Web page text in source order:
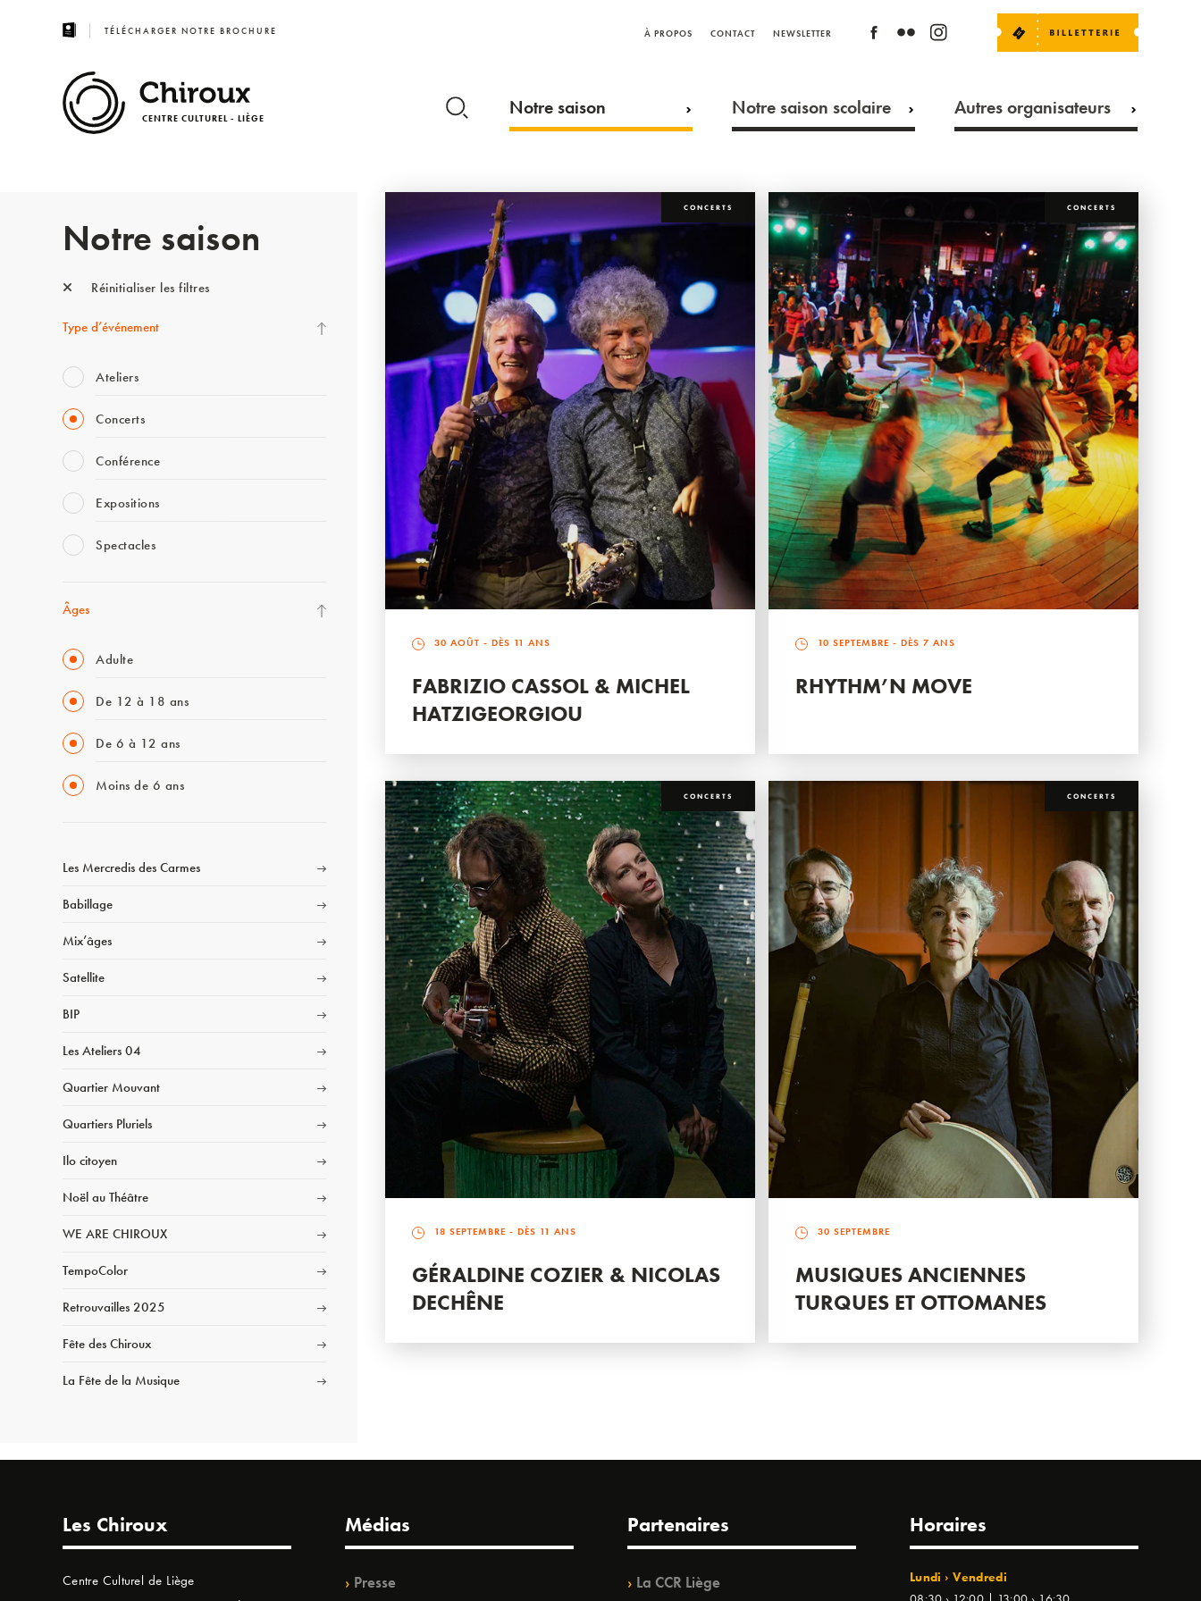
TÉLÉCHARGER NOTRE BROCHURE À PROPOS CONTACT NEWSLETTER
CENTRE CULTUREL - LIÈGE Notre saison Notre saison scolaire Autres organisateurs
Notre saison
Réinitialiser les filtres
Type d’événement
Ateliers
Concerts
Conférence
Expositions
Spectacles
Âges
Adulte
De 12 à 18 ans
De 6 à 12 ans
Moins de 6 ans
Les Mercredis des Carmes
Babillage
Mix’âges
Satellite
BIP
Les Ateliers 04
Quartier Mouvant
Quartiers Pluriels
Ilo citoyen
Noël au Théâtre
WE ARE CHIROUX
TempoColor
Retrouvailles 2025
Fête des Chiroux
La Fête de la Musique
CONCERTS
30 AOÛT - DÈS 11 ANS
FABRIZIO CASSOL & MICHEL
HATZIGEORGIOU
CONCERTS
10 SEPTEMBRE - DÈS 7 ANS
RHYTHM’N MOVE
CONCERTS
18 SEPTEMBRE - DÈS 11 ANS
GÉRALDINE COZIER & NICOLAS
DECHÊNE
CONCERTS
30 SEPTEMBRE
MUSIQUES ANCIENNES
TURQUES ET OTTOMANES
Les Chiroux
Centre Culturel de Liège
Médias
Presse
Partenaires
La CCR Liège
Horaires
Lundi › Vendredi